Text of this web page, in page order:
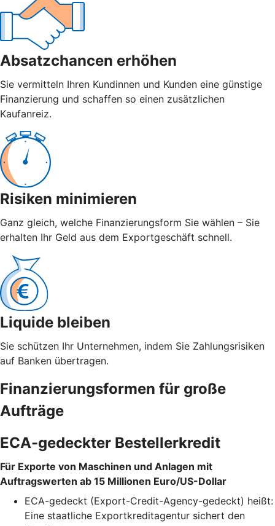
Absatzchancen erhöhen
Sie vermitteln Ihren Kundinnen und Kunden eine günstige
Finanzierung und schaffen so einen zusätzlichen
Kaufanreiz.
Risiken minimieren
Ganz gleich, welche Finanzierungsform Sie wählen – Sie
erhalten Ihr Geld aus dem Exportgeschäft schnell.
Liquide bleiben
Sie schützen Ihr Unternehmen, indem Sie Zahlungsrisiken
auf Banken übertragen.
Finanzierungsformen für große
Aufträge
ECA-gedeckter Bestellerkredit
Für Exporte von Maschinen und Anlagen mit
Auftragswerten ab 15 Millionen Euro/US-Dollar
ECA-gedeckt (Export-Credit-Agency-gedeckt) heißt:
Eine staatliche Exportkreditagentur sichert den